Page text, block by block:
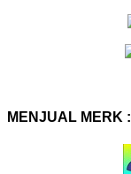
MENJUAL MERK :